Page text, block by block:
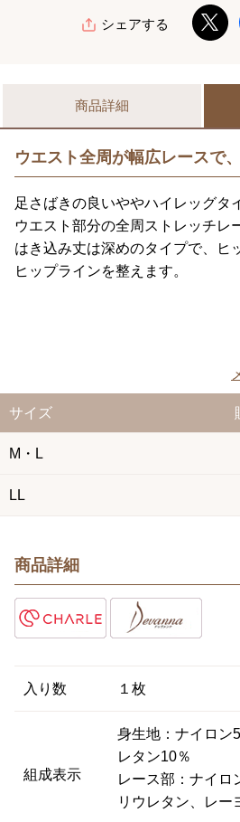
シェアする
商品詳細
ウエスト全周が幅広レースで
足さばきの良いややハイレッグタ
ウエスト部分の全周ストレッチレ
はき込み丈は深めのタイプで、ヒ
ヒップラインを整えます。
サイズ
M・L
LL
商品詳細
入り数 １枚
組成表示
身生地：ナイロン
レタン10％
レース部：ナイロ
リウレタン、レー